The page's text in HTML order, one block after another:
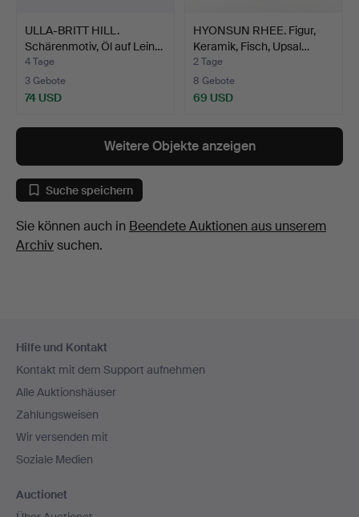
ULLA-BRITT HILL.
Schärenmotiv, Öl auf Lein…
4 Tage
3 Gebote
74 USD
HYONSUN RHEE. Figur,
Keramik, Fisch, Upsal…
2 Tage
8 Gebote
69 USD
Weitere Objekte anzeigen
Suche speichern
Sie können auch in Beendete Auktionen aus unserem
Archivsuchen.
Navigation
Hilfe und Kontakt
Kontakt mit dem Support aufnehmen
Alle Auktionshäuser
Zahlungsweisen
Wir versenden mit
Soziale Medien
Auctionet